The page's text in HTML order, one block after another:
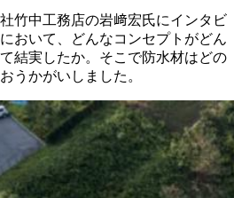
竹中工務店の岩﨑宏氏にインタビ
おいて、どんなコンセプトがどん
結実したか。そこで防水材はどの
うかがいしました。